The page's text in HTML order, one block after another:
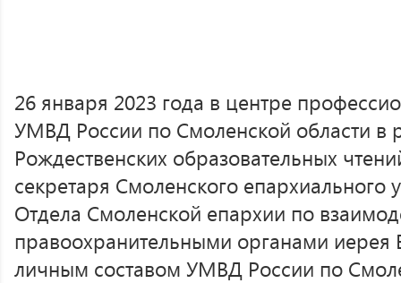
26 января 2023 года в центре
УМВД России по Смоленской области в
Рождественских образовательных
секретаря Смоленского епархиального
Отдела Смоленской епархии по
правоохранительными органами иерея
личным составом УМВД России по